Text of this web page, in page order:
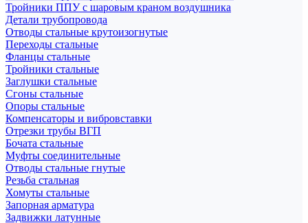
Тройники ППУ с шаровым краном воздушника
Детали трубопровода
Отводы стальные крутоизогнутые
Переходы стальные
Фланцы стальные
Тройники стальные
Заглушки стальные
Сгоны стальные
Опоры стальные
Компенсаторы и вибровставки
Отрезки трубы ВГП
Бочата стальные
Муфты соединительные
Отводы стальные гнутые
Резьба стальная
Хомуты стальные
Запорная арматура
Задвижки латунные